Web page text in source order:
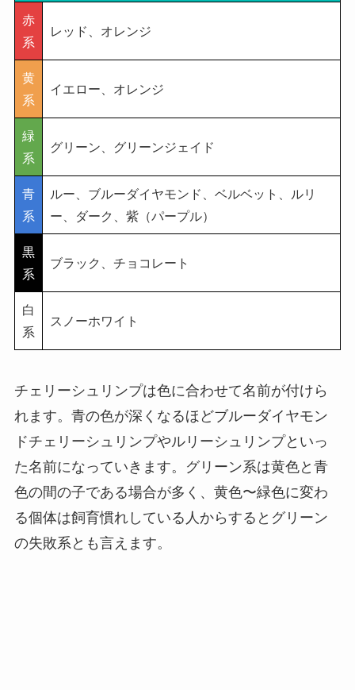
赤
系
レッド、オレンジ
黄
系
イエロー、オレンジ
緑
系
グリーン、グリーンジェイド
青
系
ルー、ブルーダイヤモンド、ベルベット、ルリ
ー、ダーク、紫（パープル）
黒
系
ブラック、チョコレート
白
系
スノーホワイト
チェリーシュリンプは色に合わせて名前が付けら
れます。青の色が深くなるほどブルーダイヤモン
ドチェリーシュリンプやルリーシュリンプといっ
た名前になっていきます。グリーン系は黄色と青
色の間の子である場合が多く、黄色〜緑色に変わ
る個体は飼育慣れしている人からするとグリーン
の失敗系とも言えます。